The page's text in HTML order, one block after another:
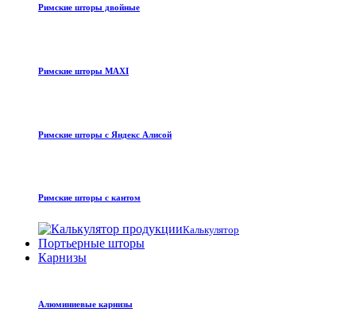
Римские шторы двойные
Римские шторы MAXI
Римские шторы с Яндекс Алисой
Римские шторы с кантом
Калькулятор
Портьерные шторы
Карнизы
Алюминиевые карнизы